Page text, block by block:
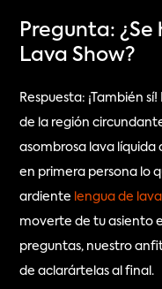
Pregunta:
Lava Show?
Respuesta: ¡También
de la región
asombrosa lava líquida
en primera persona lo
ardiente lengua de lava
moverte de tu asiento
preguntas, nuestro
de aclarártelas al final.